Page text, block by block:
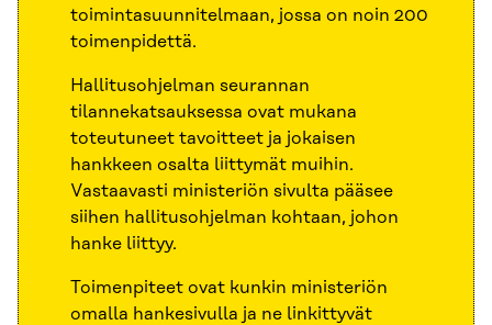
toimintasuunnitelmaan, jossa on noin 200
toimenpidettä.
Hallitusohjelman seurannan
tilannekatsauksessa ovat mukana
toteutuneet tavoitteet ja jokaisen
hankkeen osalta liittymät muihin.
Vastaavasti ministeriön sivulta pääsee
siihen hallitusohjelman kohtaan, johon
hanke liittyy.
Toimenpiteet ovat kunkin ministeriön
omalla hankesivulla ja ne linkittyvät